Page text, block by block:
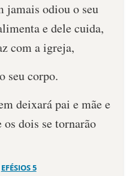
jamais odiou o seu
e dele cuida,
com a igreja,
seu corpo.
deixará pai e mãe e
os dois se tornarão
EFÉSIOS 5